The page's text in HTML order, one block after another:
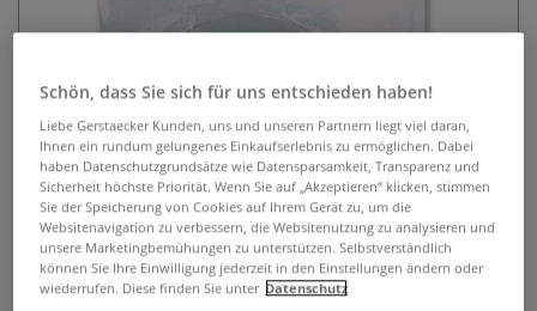
Schön, dass Sie sich für uns entschieden haben!
Liebe Gerstaecker Kunden, uns und unseren Partnern liegt viel daran,
Ihnen ein rundum gelungenes Einkaufserlebnis zu ermöglichen. Dabei
haben Datenschutzgrundsätze wie Datensparsamkeit, Transparenz und
Sicherheit höchste Priorität. Wenn Sie auf „Akzeptieren“ klicken, stimmen
Sie der Speicherung von Cookies auf Ihrem Gerät zu, um die
Websitenavigation zu verbessern, die Websitenutzung zu analysieren und
unsere Marketingbemühungen zu unterstützen. Selbstverständlich
können Sie Ihre Einwilligung jederzeit in den Einstellungen ändern oder
wiederrufen. Diese finden Sie unter Datenschutz